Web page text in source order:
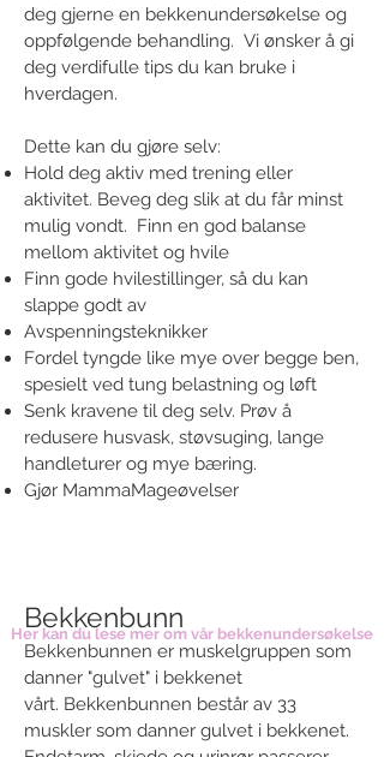
deg gjerne en bekkenundersøkelse og
oppfølgende behandling. Vi ønsker å gi
deg verdifulle tips du kan bruke i
hverdagen.
Dette kan du gjøre selv:
Hold deg aktiv med trening eller
aktivitet. Beveg deg slik at du får minst
mulig vondt. Finn en god balanse
mellom aktivitet og hvile
Finn gode hvilestillinger, så du kan
slappe godt av
Avspenningsteknikker
Fordel tyngde like mye over begge ben,
spesielt ved tung belastning og løft
Senk kravene til deg selv. Prøv å
redusere husvask, støvsuging, lange
handleturer og mye bæring.
Gjør MammaMageøvelser
Bekkenbunn
Bekkenbunnen er muskelgruppen som
danner "gulvet" i bekkenet
vårt. Bekkenbunnen består av 33
muskler som danner gulvet i bekkenet.
Her kan du lese mer om vår bekkenundersøkelse